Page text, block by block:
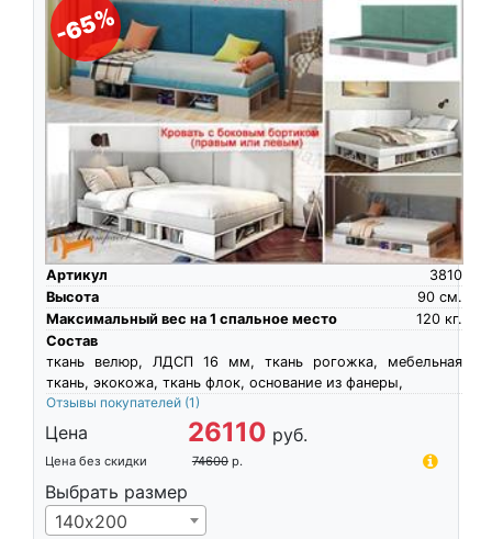
-65%
Артикул
3810
Высота
см.
90
Максимальный вес на 1 спальное место
кг.
120
Состав
ткань велюр, ЛДСП 16 мм, ткань рогожка, мебельная
ткань, экокожа, ткань флок, основание из фанеры,
Отзывы покупателей (1)
Цена 26110 руб.
Цена без скидки 74600 р.
Выбрать размер
140х200